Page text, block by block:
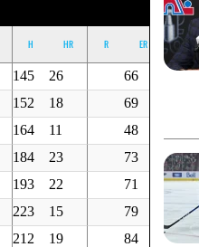
H HR R ER BB
145 26 66 80
152 18 69
164 11 48
184 23 73 46
193 22 71 32
223 15 79
212 19 84 75